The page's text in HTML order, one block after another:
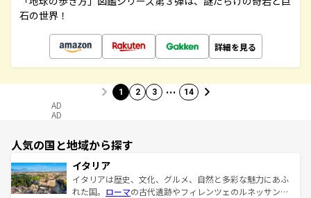
石の世界！
詳細を見る
1 2 3 … 14
AD
AD
人気の国と地域から探す
イタリア
イタリアは歴史、文化、グルメ、自然と多彩な魅力にあふ
れた国。 ローマの古代遺跡やフィレンツェのルネッサンス